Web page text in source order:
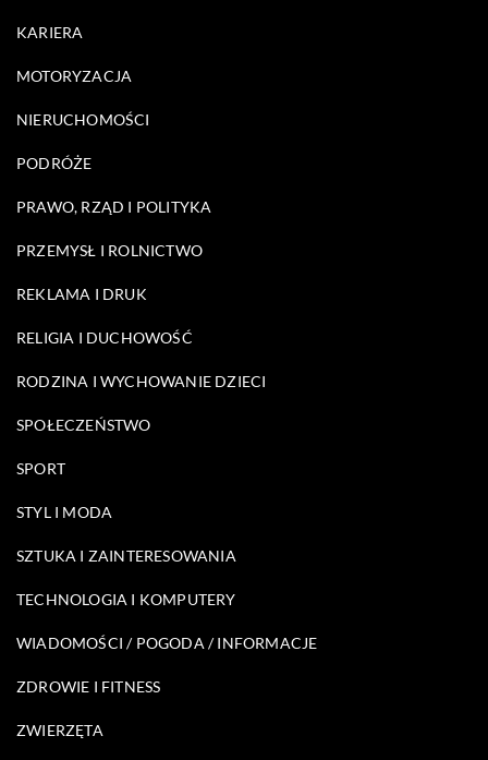
KARIERA
MOTORYZACJA
NIERUCHOMOŚCI
PODRÓŻE
PRAWO, RZĄD I POLITYKA
PRZEMYSŁ I ROLNICTWO
REKLAMA I DRUK
RELIGIA I DUCHOWOŚĆ
RODZINA I WYCHOWANIE DZIECI
SPOŁECZEŃSTWO
SPORT
STYL I MODA
SZTUKA I ZAINTERESOWANIA
TECHNOLOGIA I KOMPUTERY
WIADOMOŚCI / POGODA / INFORMACJE
ZDROWIE I FITNESS
ZWIERZĘTA